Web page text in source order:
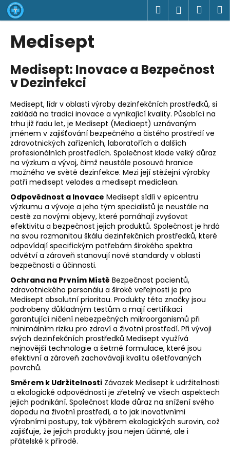
Přejít
na
obsah
Hledat
Medisept
Medisept: Inovace a Bezpečnost
v Dezinfekci
Medisept, lídr v oblasti výroby dezinfekčních prostředků, si
zakládá na tradici inovace a vynikající kvality. Působící na
trhu již řadu let, je Medisept (Mediaept) uznávaným
jménem v zajišťování bezpečného a čistého prostředí ve
zdravotnických zařízeních, laboratořích a dalších
profesionálních prostředích. Společnost klade velký důraz
na výzkum a vývoj, čímž neustále posouvá hranice
možného ve světě dezinfekce. Mezi její stěžejní výrobky
patří medisept velodes a medisept mediclean.
Odpovědnost a Inovace Medisept sídlí v epicentru
výzkumu a vývoje a jeho tým specialistů je neustále na
cestě za novými objevy, které pomáhají zvyšovat
efektivitu a bezpečnost jejich produktů. Společnost je hrdá
na svou rozmanitou škálu dezinfekčních prostředků, které
odpovídají specifickým potřebám širokého spektra
odvětví a zároveň stanovují nové standardy v oblasti
bezpečnosti a účinnosti.
Ochrana na Prvním Místě Bezpečnost pacientů,
zdravotnického personálu a široké veřejnosti je pro
Medisept absolutní prioritou. Produkty této značky jsou
podrobeny důkladným testům a mají certifikaci
garantující ničení nebezpečných mikroorganismů při
minimálním riziku pro zdraví a životní prostředí. Při vývoji
svých dezinfekčních prostředků Medisept využívá
nejnovější technologie a šetrné formulace, které jsou
efektivní a zároveň zachovávají kvalitu ošetřovaných
povrchů.
Směrem k Udržitelnosti Závazek Medisept k udržitelnosti
a ekologické odpovědnosti je zřetelný ve všech aspektech
jejich podnikání. Společnost klade důraz na snížení svého
dopadu na životní prostředí, a to jak inovativními
výrobními postupy, tak výběrem ekologických surovin, což
zajišťuje, že jejich produkty jsou nejen účinné, ale i
přátelské k přírodě.
K
o
o
p
t
ř
e
b
u
j
e
t
e
n
a
j
í
t
?
HLEDAT
D
o
p
o
r
u